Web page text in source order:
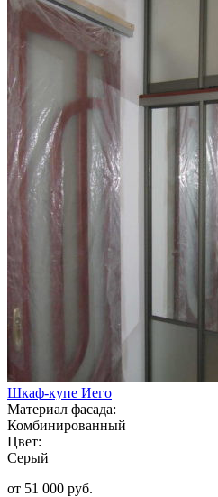
Шкаф-купе Иего
Материал фасада:
Комбинированный
Цвет:
Серый
от 51 000 руб.